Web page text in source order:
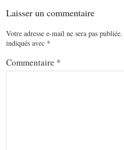
Laisser un commentaire
Votre adresse e-mail ne sera pas publiée.
indiqués avec *
Commentaire *